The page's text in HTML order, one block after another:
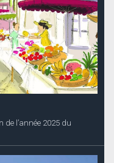
l’année 2025 du